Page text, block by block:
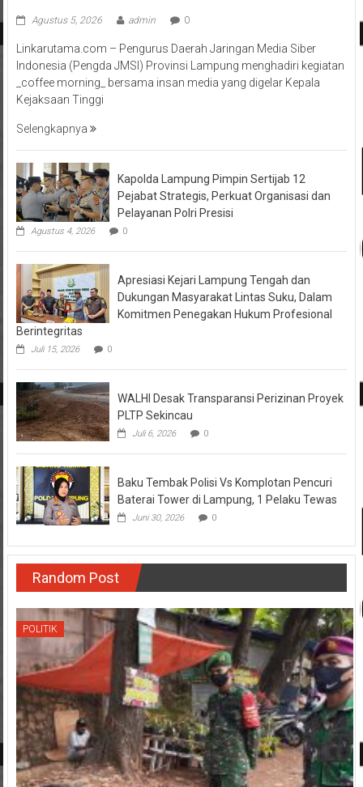
Agustus 5, 2026 admin 0
Linkarutama.com – Pengurus Daerah Jaringan Media Siber
Indonesia (Pengda JMSI) Provinsi Lampung menghadiri kegiatan
_coffee morning_ bersama insan media yang digelar Kepala
Kejaksaan Tinggi
Selengkapnya
Kapolda Lampung Pimpin Sertijab 12
Pejabat Strategis, Perkuat Organisasi dan
Pelayanan Polri Presisi
Agustus 4, 2026 0
Apresiasi Kejari Lampung Tengah dan
Dukungan Masyarakat Lintas Suku, Dalam
Komitmen Penegakan Hukum Profesional
Berintegritas
Juli 15, 2026 0
WALHI Desak Transparansi Perizinan Proyek
PLTP Sekincau
Juli 6, 2026 0
Baku Tembak Polisi Vs Komplotan Pencuri
Baterai Tower di Lampung, 1 Pelaku Tewas
Juni 30, 2026 0
Random Post
POLITIK